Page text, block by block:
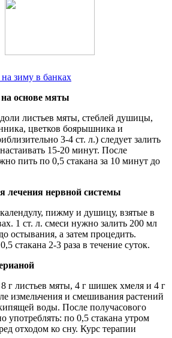
зиму в банках
основе мяты
листьев мяты, стеблей душицы,
цветков боярышника и
3-4 ст. л.) следует залить
15-20 минут. После
пить по 0,5 стакана за 10 минут до
лечения нервной системы
пижму и душицу, взятые в
1 ст. л. смеси нужно залить 200 мл
остывания, а затем процедить.
стакана 2-3 раза в течение суток.
г листьев мяты, 4 г шишек хмеля и 4 г
измельчения и смешивания растений
воды. После получасового
употреблять: по 0,5 стакана утром
отходом ко сну. Курс терапии